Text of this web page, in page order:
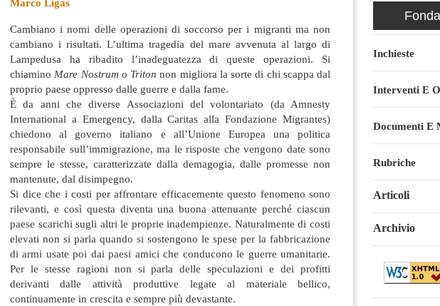
Marco Ligas
Cambiano i nomi delle operazioni di soccorso per i migranti ma non
cambiano i risultati. L’ultima tragedia del mare avvenuta al largo di
Lampedusa ha ribadito l’inadeguatezza di queste operazioni. Si
chiamino Mare Nostrum o Triton non migliora la sorte di chi scappa dal
proprio paese oppresso dalle guerre e dalla fame.
È da anni che diverse Associazioni del volontariato (da Amnesty
International a Emergency, dalla Caritas alla Fondazione Migrantes)
chiedono al governo italiano e all’Unione Europea una politica
responsabile sull’immigrazione, ma le risposte che vengono date sono
sempre le stesse, caratterizzate dalla demagogia, dalle promesse non
mantenute, dal disimpegno.
Si dice che i costi per affrontare efficacemente questo fenomeno sono
rilevanti, e così questa diventa una buona attenuante perché ciascun
paese scarichi sugli altri le proprie inadempienze. Naturalmente di costi
elevati non si parla quando si sostengono le spese per la fabbricazione
di armi usate poi dai paesi amici che conducono le guerre umanitarie.
Per le stesse ragioni non si parla delle speculazioni e dei profitti
derivanti dalle attività produttive legate al materiale bellico,
continuamente in crescita e sempre più devastante.
Inchieste
Interventi E
Documenti E
Rubriche
Articoli
Archivio